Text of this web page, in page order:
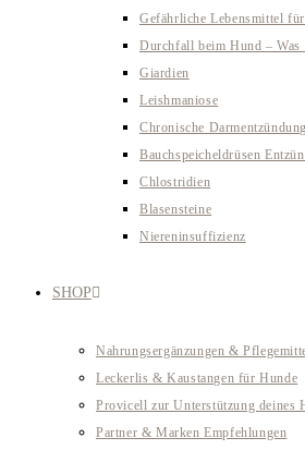
Gefährliche Lebensmittel
Durchfall beim Hund – Was
Giardien
Leishmaniose
Chronische
Bauchspeicheldrüsen
Chlostridien
Blasensteine
Niereninsuffizienz
SHOP
Nahrungsergänzungen &
Leckerlis & Kaustangen für Hunde
Provicell zur Unterstützung deines
Partner & Marken Empfehlungen